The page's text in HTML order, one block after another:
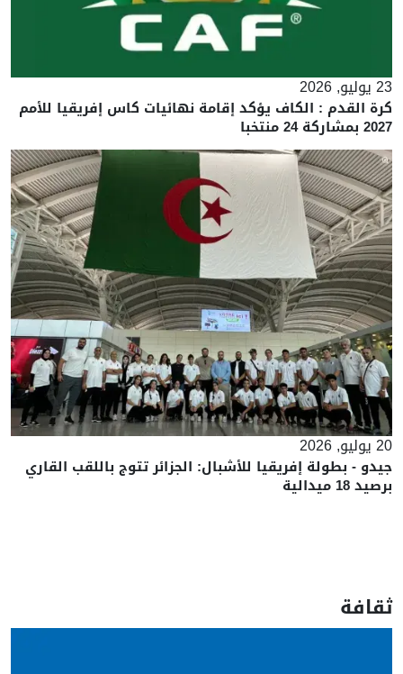
23 يوليو, 2026
كرة القدم : الكاف يؤكد إقامة نهائيات كاس إفريقيا للأمم
2027 بمشاركة 24 منتخبا
20 يوليو, 2026
جيدو - بطولة إفريقيا للأشبال: الجزائر تتوج باللقب القاري
برصيد 18 ميدالية
ثقافة